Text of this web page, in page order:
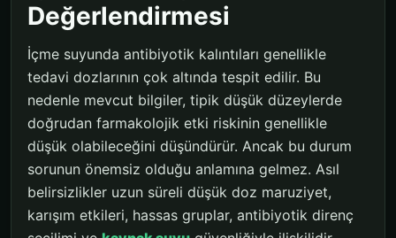
Değerlendirmesi
İçme suyunda antibiyotik kalıntıları genellikle
tedavi dozlarının çok altında tespit edilir. Bu
nedenle mevcut bilgiler, tipik düşük düzeylerde
doğrudan farmakolojik etki riskinin genellikle
düşük olabileceğini düşündürür. Ancak bu durum
sorunun önemsiz olduğu anlamına gelmez. Asıl
belirsizlikler uzun süreli düşük doz maruziyet,
karışım etkileri, hassas gruplar, antibiyotik direnç